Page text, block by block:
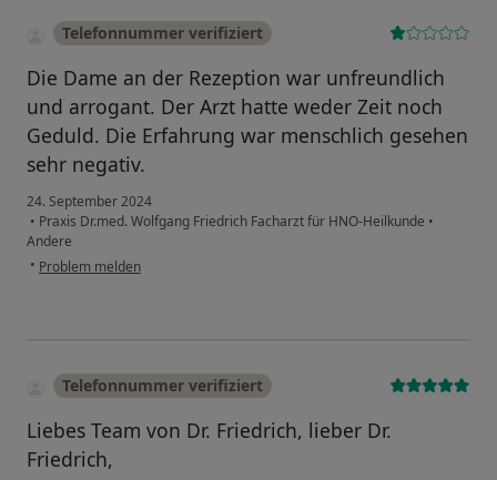
Telefonnummer verifiziert
Die Dame an der Rezeption war unfreundlich
und arrogant. Der Arzt hatte weder Zeit noch
Geduld. Die Erfahrung war menschlich gesehen
sehr negativ.
24. September 2024
• Praxis Dr.med. Wolfgang Friedrich Facharzt für HNO-Heilkunde •
Andere
• Problem melden
Telefonnummer verifiziert
Liebes Team von Dr. Friedrich, lieber Dr.
Friedrich,